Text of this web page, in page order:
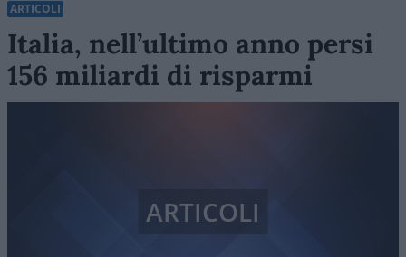
ARTICOLI
Italia, nell’ultimo anno persi
156 miliardi di risparmi
ARTICOLI